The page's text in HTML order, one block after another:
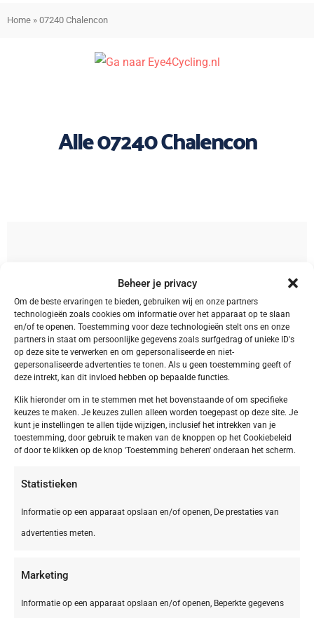
Beheer je privacy
Om de beste ervaringen te bieden, gebruiken wij en onze partners
technologieën zoals cookies om informatie over het apparaat op te slaan
en/of te openen. Toestemming voor deze technologieën stelt ons en onze
partners in staat om persoonlijke gegevens zoals surfgedrag of unieke ID's
op deze site te verwerken en om gepersonaliseerde en niet-
gepersonaliseerde advertenties te tonen. Als u geen toestemming geeft of
deze intrekt, kan dit invloed hebben op bepaalde functies.
Klik hieronder om in te stemmen met het bovenstaande of om specifieke
keuzes te maken. Je keuzes zullen alleen worden toegepast op deze site. Je
kunt je instellingen te allen tijde wijzigen, inclusief het intrekken van je
toestemming, door gebruik te maken van de knoppen op het Cookiebeleid
of door te klikken op de knop 'Toestemming beheren' onderaan het scherm.
Statistieken
Informatie op een apparaat opslaan en/of openen, De prestaties van
advertenties meten.
Marketing
Informatie op een apparaat opslaan en/of openen, Beperkte gegevens
Home » 07240 Chalencon
Alle 07240 Chalencon